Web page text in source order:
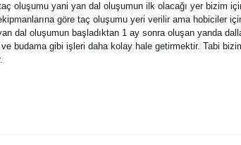
oluşumu yani yan dal oluşumun ilk olacağı yer bizim
göre taç oluşumu yeri verilir ama hobiciler
dal oluşumun başladıktan 1 ay sonra oluşan yanda
budama gibi işleri daha kolay hale getirmektir. Tabi